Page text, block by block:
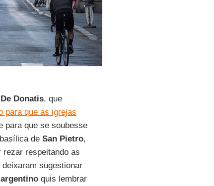
Donatis, que
para que as igrejas
para que se soubesse
de San Pietro,
respeitando as
sugestionar
quis lembrar